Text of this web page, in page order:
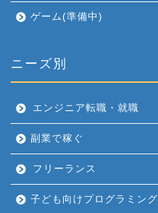
ゲーム(準備中)
ニーズ別
エンジニア転職・就職
副業で稼ぐ
フリーランス
子ども向けプログラミング